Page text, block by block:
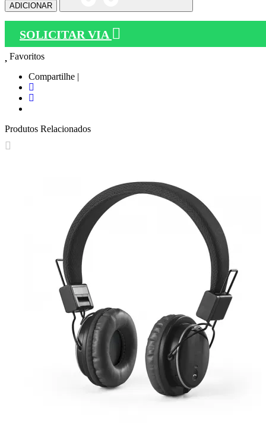
ADICIONAR
SOLICITAR VIA
Favoritos
Compartilhe |
Produtos Relacionados